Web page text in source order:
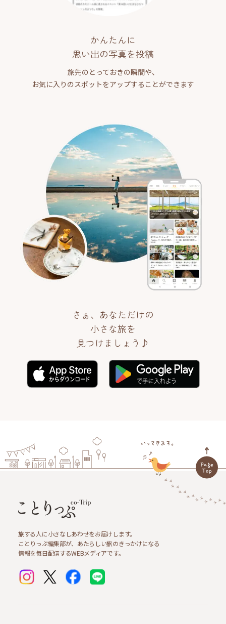
かんたんに
思い出の写真を投稿
旅先のとっておきの瞬間や、
お気に入りのスポットをアップすることができます
さぁ、あなただけの
小さな旅を
見つけましょう♪
旅する人に小さなしあわせをお届けします。
ことりっぷ編集部が、あたらしい旅のきっかけになる
情報を毎日配信するWEBメディアです。